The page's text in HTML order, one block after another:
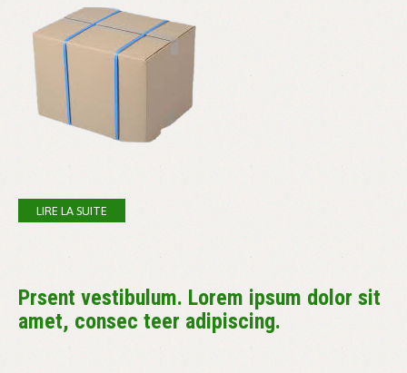
LIRE LA SUITE
Prsent vestibulum. Lorem ipsum dolor sit
amet, consec teer adipiscing.